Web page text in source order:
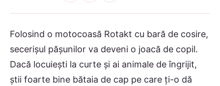
Folosind o motocoasă Rotakt cu bară de cosire,
secerişul păşunilor va deveni o joacă de copil.
Dacă locuieşti la curte şi ai animale de îngrijit,
ştii foarte bine bătaia de cap pe care ţi-o dă